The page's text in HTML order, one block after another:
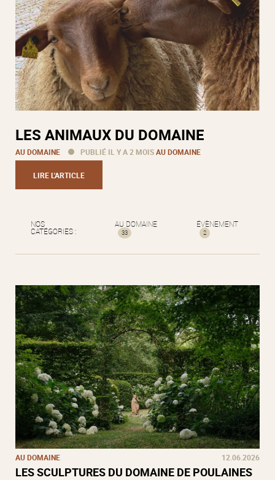
LES ANIMAUX DU DOMAINE
AU DOMAINE PUBLIÉ IL Y A 2 MOISAU DOMAINE
LIRE L'ARTICLE
NOS
CATÉGORIES :
AU DOMAINE
33
ÉVÈNEMENT
2
AU DOMAINE 12.06.2026
LES SCULPTURES DU DOMAINE DE POULAINES